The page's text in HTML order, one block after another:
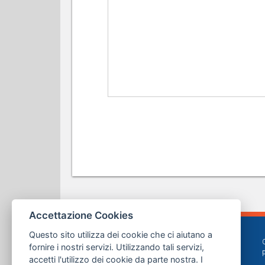
Accettazione Cookies
Questo sito utilizza dei cookie che ci aiutano a
fornire i nostri servizi. Utilizzando tali servizi,
accetti l'utilizzo dei cookie da parte nostra. I